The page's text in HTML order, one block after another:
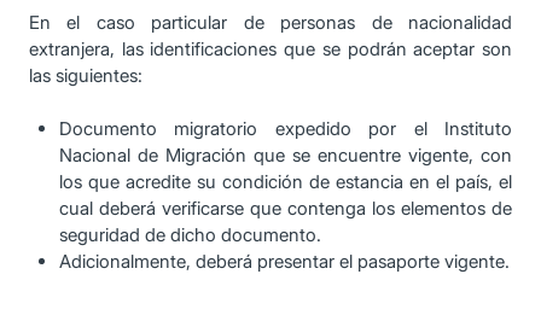
En el caso particular de personas de nacionalidad
extranjera, las identificaciones que se podrán aceptar son
las siguientes:
Documento migratorio expedido por el Instituto
Nacional de Migración que se encuentre vigente, con
los que acredite su condición de estancia en el país, el
cual deberá verificarse que contenga los elementos de
seguridad de dicho documento.
Adicionalmente, deberá presentar el pasaporte vigente.